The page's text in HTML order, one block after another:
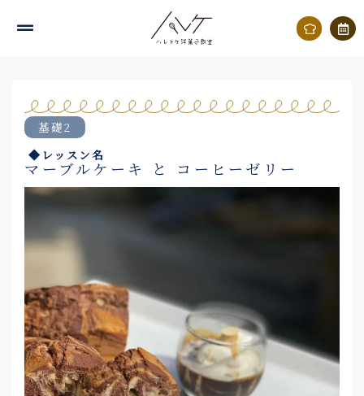
基礎2
◆レッスン名
マーブルケーキ と コーヒーゼリー